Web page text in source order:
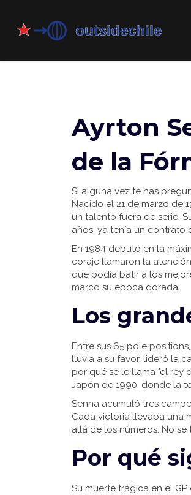
Ayrton
de la
Si alguna vez te has
Nacido el 21 de marzo de
un talento fuera de serie.
años, ya tenía un contrato
En 1984 debutó en la
coraje llamaron la
que podía batir a los
marcó su época dorada.
Los
Entre sus 65 pole
lluvia a su favor, lideró la
por qué se le llama "el rey
Japón de 1990, donde la
Senna acumuló tres
Cada victoria llevaba una
allá de los números. No
Por qué
Su muerte trágica en el